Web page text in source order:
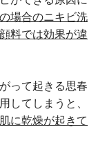
場合のニキビ洗
料では効果が違
って起きる思春
してしまうと、
に乾燥が起きて